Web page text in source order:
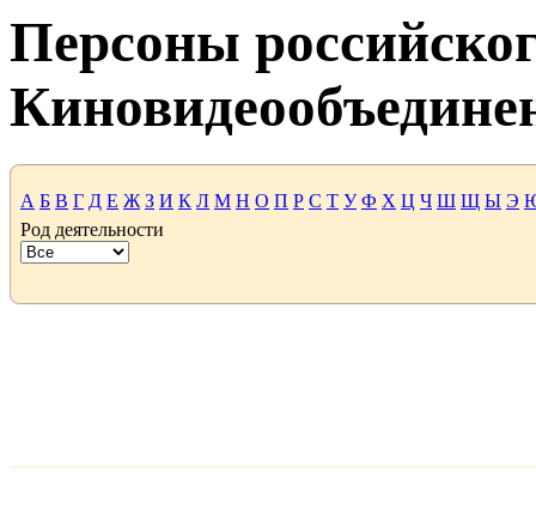
Персоны
А Б В Г Д Е Ж З И К Л М Н О П Р С Т У Ф Х Ц Ч Ш Щ Ы Э
Род деятельности